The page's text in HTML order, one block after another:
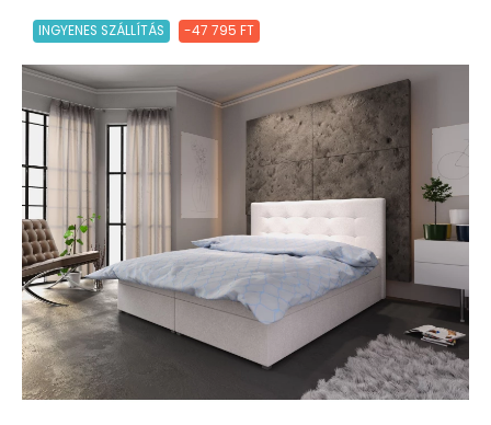
INGYENES SZÁLLÍTÁS -47 795 FT